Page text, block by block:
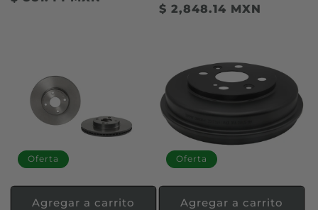
ofertahabitual
$ 2,848.14 MXN
Oferta
Agregar a carrito
Oferta
Agregar a carrito